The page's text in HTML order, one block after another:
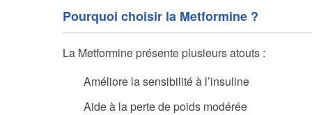
Pourquoi choisir la Metformine ?
La Metformine présente plusieurs atouts :
Améliore la sensibilité à l’insuline
Aide à la perte de poids modérée